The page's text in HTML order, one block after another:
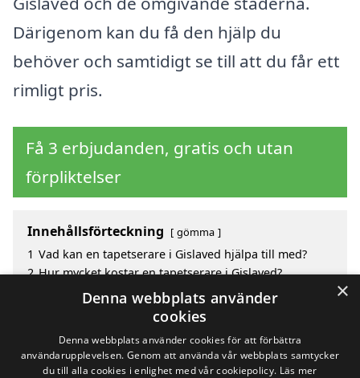
Därigenom kan du få den hjälp du
behöver och samtidigt se till att du får ett
rimligt pris.
Få 3 erbjudanden, gratis och utan
förpliktelser
Innehållsförteckning gömma
1 Vad kan en tapetserare i Gislaved hjälpa till med?
2 Hur mycket kostar en tapetserare i Gislaved?
Fördelar med att välja tapetserare i Gislaved
Sök efter en skicklig tapetserare i de omgivande
×
Denna webbplats använder
cookies
Denna webbplats använder cookies för att förbättra
användarupplevelsen. Genom att använda vår webbplats samtycker
du till alla cookies i enlighet med vår cookiepolicy. Läs mer